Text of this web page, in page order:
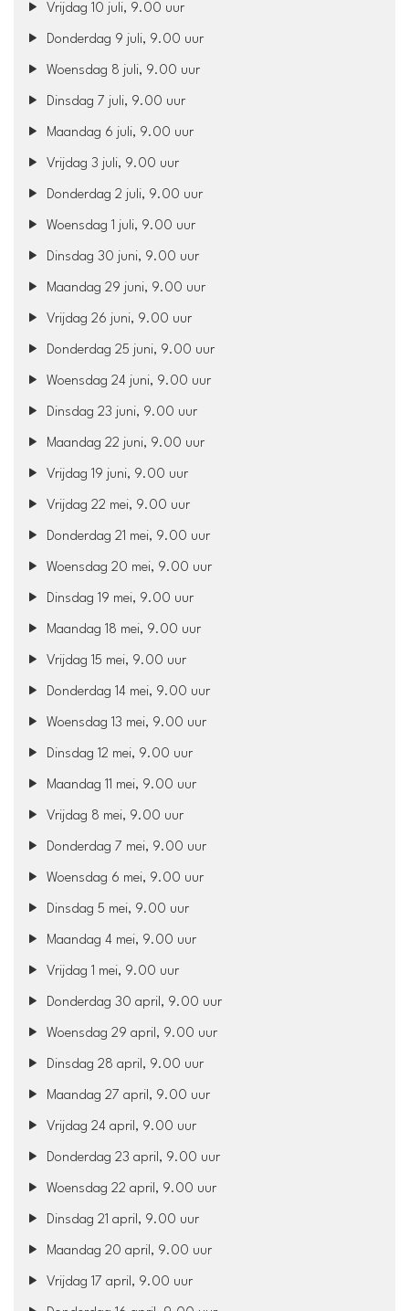
Vrijdag 10 juli, 9.00 uur
Donderdag 9 juli, 9.00 uur
Woensdag 8 juli, 9.00 uur
Dinsdag 7 juli, 9.00 uur
Maandag 6 juli, 9.00 uur
Vrijdag 3 juli, 9.00 uur
Donderdag 2 juli, 9.00 uur
Woensdag 1 juli, 9.00 uur
Dinsdag 30 juni, 9.00 uur
Maandag 29 juni, 9.00 uur
Vrijdag 26 juni, 9.00 uur
Donderdag 25 juni, 9.00 uur
Woensdag 24 juni, 9.00 uur
Dinsdag 23 juni, 9.00 uur
Maandag 22 juni, 9.00 uur
Vrijdag 19 juni, 9.00 uur
Vrijdag 22 mei, 9.00 uur
Donderdag 21 mei, 9.00 uur
Woensdag 20 mei, 9.00 uur
Dinsdag 19 mei, 9.00 uur
Maandag 18 mei, 9.00 uur
Vrijdag 15 mei, 9.00 uur
Donderdag 14 mei, 9.00 uur
Woensdag 13 mei, 9.00 uur
Dinsdag 12 mei, 9.00 uur
Maandag 11 mei, 9.00 uur
Vrijdag 8 mei, 9.00 uur
Donderdag 7 mei, 9.00 uur
Woensdag 6 mei, 9.00 uur
Dinsdag 5 mei, 9.00 uur
Maandag 4 mei, 9.00 uur
Vrijdag 1 mei, 9.00 uur
Donderdag 30 april, 9.00 uur
Woensdag 29 april, 9.00 uur
Dinsdag 28 april, 9.00 uur
Maandag 27 april, 9.00 uur
Vrijdag 24 april, 9.00 uur
Donderdag 23 april, 9.00 uur
Woensdag 22 april, 9.00 uur
Dinsdag 21 april, 9.00 uur
Maandag 20 april, 9.00 uur
Vrijdag 17 april, 9.00 uur